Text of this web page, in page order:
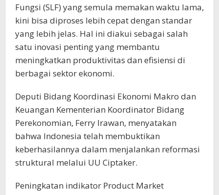
Fungsi (SLF) yang semula memakan waktu lama,
kini bisa diproses lebih cepat dengan standar
yang lebih jelas. Hal ini diakui sebagai salah
satu inovasi penting yang membantu
meningkatkan produktivitas dan efisiensi di
berbagai sektor ekonomi.
Deputi Bidang Koordinasi Ekonomi Makro dan
Keuangan Kementerian Koordinator Bidang
Perekonomian, Ferry Irawan, menyatakan
bahwa Indonesia telah membuktikan
keberhasilannya dalam menjalankan reformasi
struktural melalui UU Ciptaker.
Peningkatan indikator Product Market